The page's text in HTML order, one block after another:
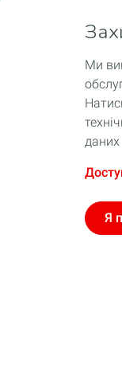
Ми
даних
Я